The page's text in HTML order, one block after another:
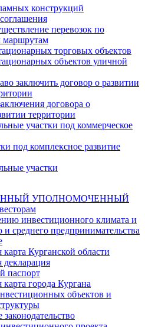
конструкций
перевозок по
торговых объектов
объектов уличной
заключить договор о развитии
договора о
территории
участки под коммерческое
под комплексное развитие
участки
УПОЛНОМОЧЕННЫЙ
инвестиционного климата и
среднего предпринимательства
Курганской области
паспорт
города Кургана
объектов и